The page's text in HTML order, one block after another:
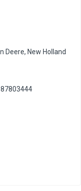
Deere, New Holland